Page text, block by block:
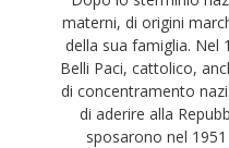
materni, di origini
della sua famiglia. Nel
Belli Paci, cattolico,
di concentramento
di aderire alla
sposarono nel